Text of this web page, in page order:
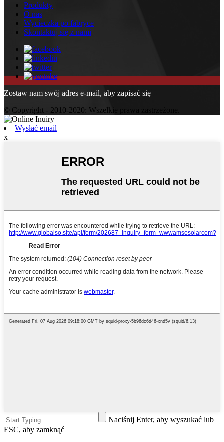
Produkty
O nas
Wycieczka po fabryce
Skontaktuj się z nami
Zostaw nam swój adres e-mail, aby zapisać się
© Copyright - 2010-2020: Wszelkie prawa zastrzeżone.
Wysłać email
x
Naciśnij Enter, aby wyszukać lub
ESC, aby zamknąć